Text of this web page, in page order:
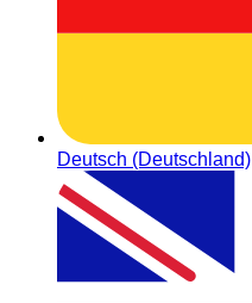
Deutsch (Deutschland)